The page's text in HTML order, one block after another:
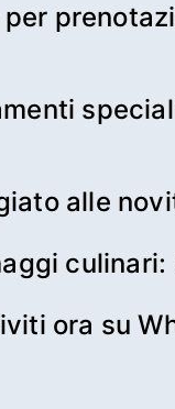
alle
ora su